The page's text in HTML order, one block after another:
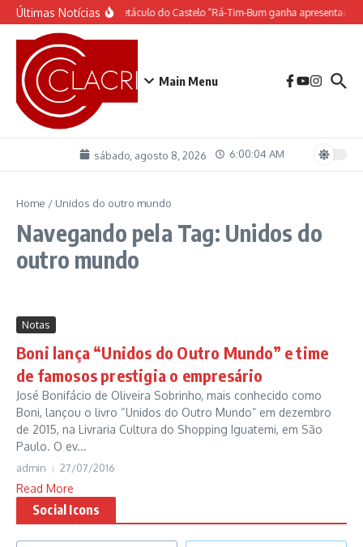
Ir para o conteúdo
Últimas NotíciasO espetáculo do Castelo “Rá-Tim-Bum ganha
Main Menu
sábado, agosto 8, 2026 6:00:04 AM
Home / Unidos do outro mundo
Navegando pela Tag: Unidos do
outro mundo
Notas
Boni lança “Unidos do Outro Mundo” e time
de famosos prestigia o empresário
José Bonifácio de Oliveira Sobrinho, mais conhecido como
Boni, lançou o livro “Unidos do Outro Mundo” em dezembro
de 2015, na Livraria Cultura do Shopping Iguatemi, em São
Paulo. O ev...
admin 27/07/2016
Read More
Social Icons